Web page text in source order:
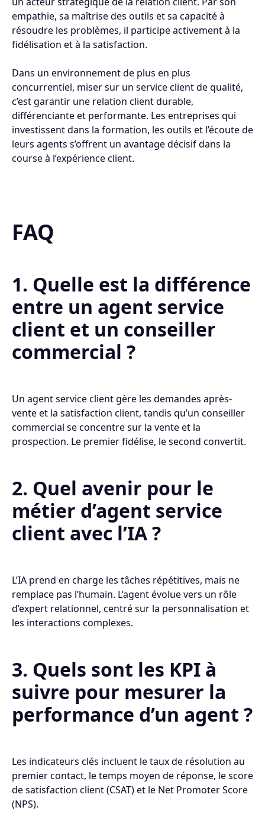
empathie, sa maîtrise des outils et sa capacité à
résoudre les problèmes, il participe activement à la
fidélisation et à la satisfaction.
Dans un environnement de plus en plus
concurrentiel, miser sur un service client de qualité,
c’est garantir une relation client durable,
différenciante et performante. Les entreprises qui
investissent dans la formation, les outils et l’écoute de
leurs agents s’offrent un avantage décisif dans la
course à l’expérience client.
FAQ
1. Quelle est la différence
entre un agent service
client et un conseiller
commercial ?
Un agent service client gère les demandes après-
vente et la satisfaction client, tandis qu’un conseiller
commercial se concentre sur la vente et la
prospection. Le premier fidélise, le second convertit.
2. Quel avenir pour le
métier d’agent service
client avec l’IA ?
L’IA prend en charge les tâches répétitives, mais ne
remplace pas l’humain. L’agent évolue vers un rôle
d’expert relationnel, centré sur la personnalisation et
les interactions complexes.
3. Quels sont les KPI à
suivre pour mesurer la
performance d’un agent ?
Les indicateurs clés incluent le taux de résolution au
premier contact, le temps moyen de réponse, le score
de satisfaction client (CSAT) et le Net Promoter Score
(NPS).